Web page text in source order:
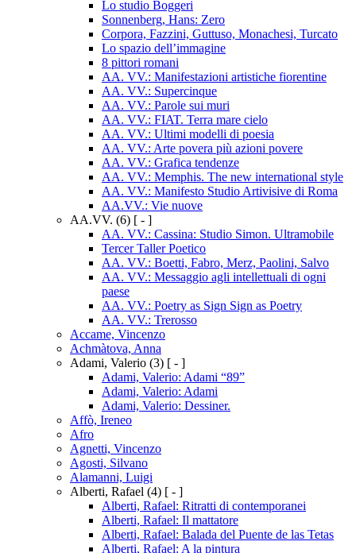
Lo studio Boggeri
Sonnenberg, Hans: Zero
Corpora, Fazzini, Guttuso, Monachesi, Turcato
Lo spazio dell’immagine
8 pittori romani
AA. VV.: Manifestazioni artistiche fiorentine
AA. VV.: Supercinque
AA. VV.: Parole sui muri
AA. VV.: FIAT. Terra mare cielo
AA. VV.: Ultimi modelli di poesia
AA. VV.: Arte povera più azioni povere
AA. VV.: Grafica tendenze
AA. VV.: Memphis. The new international style
AA. VV.: Manifesto Studio Artivisive di Roma
AA.VV.: Vie nuove
AA.VV. (6) [ - ]
AA. VV.: Cassina: Studio Simon. Ultramobile
Tercer Taller Poetico
AA. VV.: Boetti, Fabro, Merz, Paolini, Salvo
AA. VV.: Messaggio agli intellettuali di ogni
paese
AA. VV.: Poetry as Sign Sign as Poetry
AA. VV.: Trerosso
Accame, Vincenzo
Achmàtova, Anna
Adami, Valerio (3) [ - ]
Adami, Valerio: Adami “89”
Adami, Valerio: Adami
Adami, Valerio: Dessiner.
Affò, Ireneo
Afro
Agnetti, Vincenzo
Agosti, Silvano
Alamanni, Luigi
Alberti, Rafael (4) [ - ]
Alberti, Rafael: Ritratti di contemporanei
Alberti, Rafael: Il mattatore
Alberti, Rafael: Balada del Puente de las Tetas
Alberti, Rafael: A la pintura